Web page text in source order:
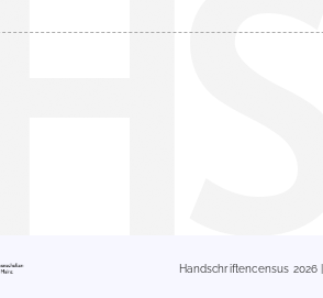
Handschriftencensus 2026 |